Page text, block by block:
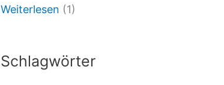
Weiterlesen (1)
Schlagwörter